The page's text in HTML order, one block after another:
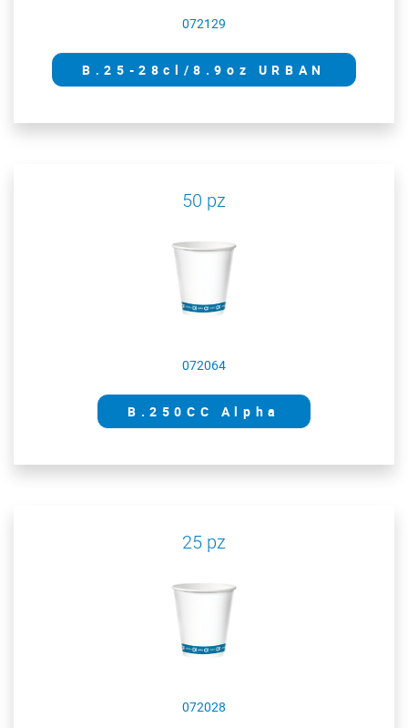
072129
B.25-28cl/8.9oz URBAN
50 pz
072064
B.250CC Alpha
25 pz
072028